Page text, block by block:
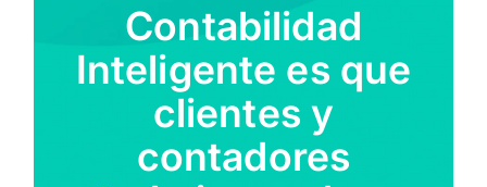
Contabilidad
Inteligente es que
clientes y
contadores